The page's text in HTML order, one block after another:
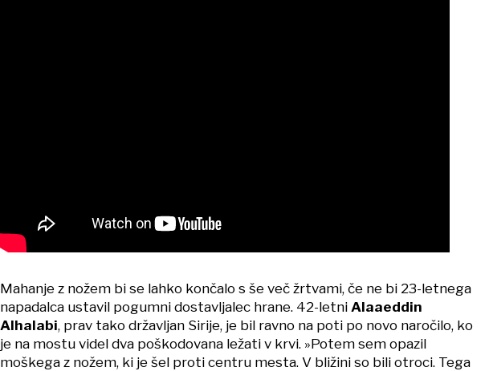
Mahanje z nožem bi se lahko končalo s še več žrtvami, če ne bi 23-letnega
napadalca ustavil pogumni dostavljalec hrane. 42-letni Alaaeddin
Alhalabi, prav tako državljan Sirije, je bil ravno na poti po novo naročilo, ko
je na mostu videl dva poškodovana ležati v krvi. »Potem sem opazil
moškega z nožem, ki je šel proti centru mesta. V bližini so bili otroci. Tega